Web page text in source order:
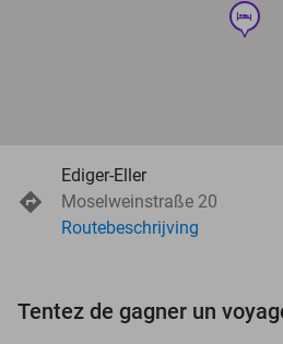
hotel
Ediger-Eller
Moselweinstraße 20
Routebeschrijving